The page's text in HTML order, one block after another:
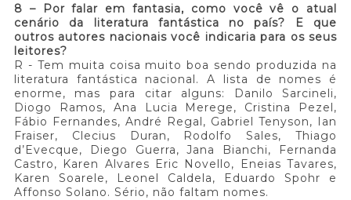
8 – Por falar em fantasia, como você vê o atual
cenário da literatura fantástica no país? E que
outros autores nacionais você indicaria para os seus
leitores?
R - Tem muita coisa muito boa sendo produzida na
literatura fantástica nacional. A lista de nomes é
enorme, mas para citar alguns: Danilo Sarcineli,
Diogo Ramos, Ana Lucia Merege, Cristina Pezel,
Fábio Fernandes, André Regal, Gabriel Tenyson, Ian
Fraiser, Clecius Duran, Rodolfo Sales, Thiago
d’Evecque, Diego Guerra, Jana Bianchi, Fernanda
Castro, Karen Alvares Eric Novello, Eneias Tavares,
Karen Soarele, Leonel Caldela, Eduardo Spohr e
Affonso Solano. Sério, não faltam nomes.